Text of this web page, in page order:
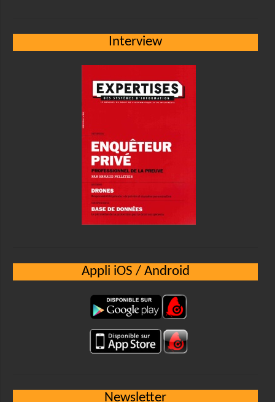
Interview
Appli iOS / Android
Newsletter